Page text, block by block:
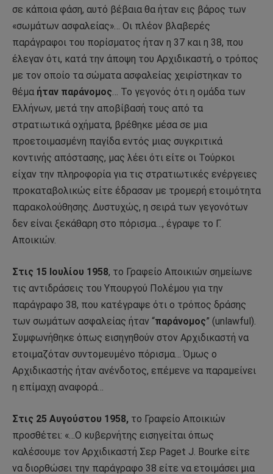
σε κάποια φάση, αυτό βέβαια θα ήταν εις βάρος των
«σωμάτων ασφαλείας»… Οι πλέον βλαβερές
παράγραφοι του πορίσματος ήταν η 37 και η 38, που
έλεγαν ότι, κατά την άποψη του Αρχιδικαστή, ο τρόπος
με τον οποίο τα σώματα ασφαλείας χειρίστηκαν το
θέμα ήταν παράνομος… Το γεγονός ότι η ομάδα των
Ελλήνων, μετά την αποβίβασή τους από τα
στρατιωτικά οχήματα, βρέθηκε μέσα σε μια
προετοιμασμένη παγίδα εντός μιας συγκριτικά
κοντινής απόστασης, μας λέει ότι είτε οι Τούρκοι
είχαν την πληροφορία για τις στρατιωτικές ενέργειες
προκαταβολικώς είτε έδρασαν με τρομερή ετοιμότητα
παρακολούθησης. Δυστυχώς, η σειρά των γεγονότων
δεν είναι ξεκάθαρη στο πόρισμα…, έγραψε το Γ.
Αποικιών.
Στις 15 Ιουλίου 1958, το Γραφείο Αποικιών σημείωνε
τις αντιδράσεις του Υπουργού Πολέμου για την
παράγραφο 38, που κατέγραψε ότι ο τρόπος δράσης
των σωμάτων ασφαλείας ήταν “παράνομος” (unlawful).
Συμφωνήθηκε όπως εισηγηθούν στον Αρχιδικαστή να
ετοιμαζόταν συντομευμένο πόρισμα… Όμως ο
Αρχιδικαστής ήταν ανένδοτος, επέμενε να παραμείνει
η επίμαχη αναφορά…
Στις 25 Αυγούστου 1958, το Γραφείο Αποικιών
προσθέτει: «…O κυβερνήτης εισηγείται όπως
καλέσουμε τον Αρχιδικαστή Σερ Paget J. Bourke είτε
να διορθώσει την παράγραφο 38 είτε να ετοιμάσει μια